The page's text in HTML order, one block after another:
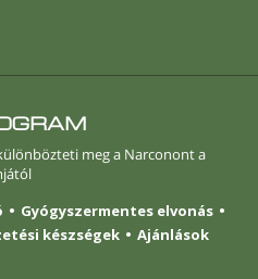
meg a Narconont a
Gyógyszermentes elvonás
készségek Ajánlások